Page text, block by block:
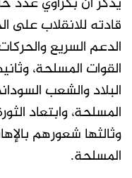
قادته للانقلاب على
الدعم السريع
القوات المسلحة،
البلاد والشعب
المسلحة، وابتعاد
وثالثها شعورهم
المسلحة.